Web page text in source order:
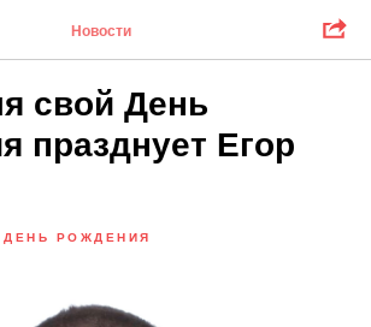
Новости
свой День
празднует Егор
ДЕНЬ РОЖДЕНИЯ